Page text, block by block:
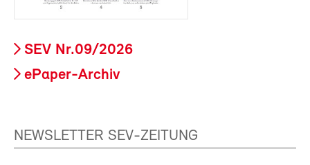
SEV Nr.09/2026
ePaper-Archiv
NEWSLETTER SEV-ZEITUNG